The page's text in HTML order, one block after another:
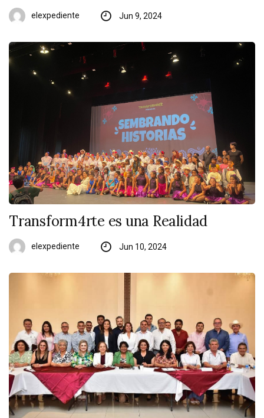
elexpediente Jun 9, 2024
Transform4rte es una Realidad
elexpediente Jun 10, 2024